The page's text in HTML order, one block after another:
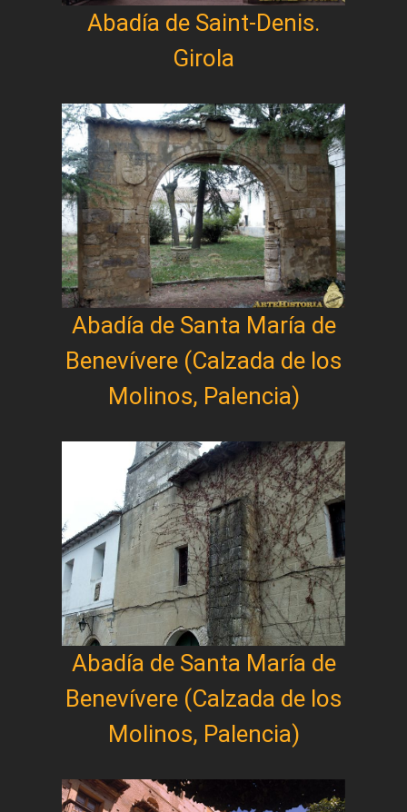
Abadía de Saint-Denis.
Girola
Abadía de Santa María de
Benevívere (Calzada de los
Molinos, Palencia)
Abadía de Santa María de
Benevívere (Calzada de los
Molinos, Palencia)